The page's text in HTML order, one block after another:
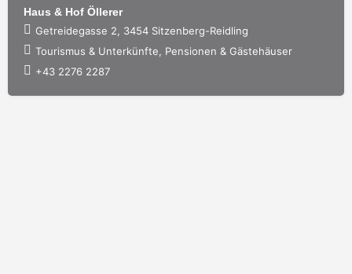
Haus & Hof Öllerer
Getreidegasse 2, 3454 Sitzenberg-Reidling
Tourismus & Unterkünfte, Pensionen & Gästehäuser
+43 2276 2287